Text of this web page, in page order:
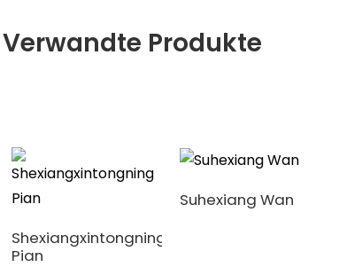
Verwandte Produkte
Shexiangxintongning
Pian
Suhexiang Wan